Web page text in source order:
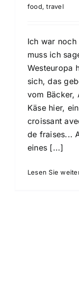
food,travel
Ich war noch
muss ich
Westeuropa
sich, das
vom Bäcker,
Käse hier,
croissant
de fraises...
eines [...]
Lesen Sie